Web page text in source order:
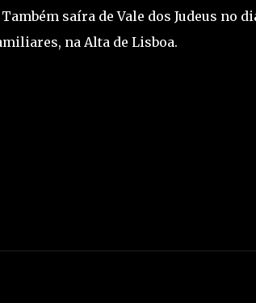
saíra de Vale dos Judeus no
na Alta de Lisboa.